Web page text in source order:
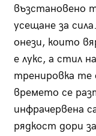
възстановено
усещане за
онези, които
е лукс, а стил
тренировка те
времето се
инфрачервена
рядкост дори